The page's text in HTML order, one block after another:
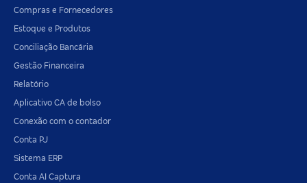
Compras e Fornecedores
Estoque e Produtos
Conciliação Bancária
Gestão Financeira
Relatório
Aplicativo CA de bolso
Conexão com o contador
Conta PJ
Sistema ERP
Conta AI Captura